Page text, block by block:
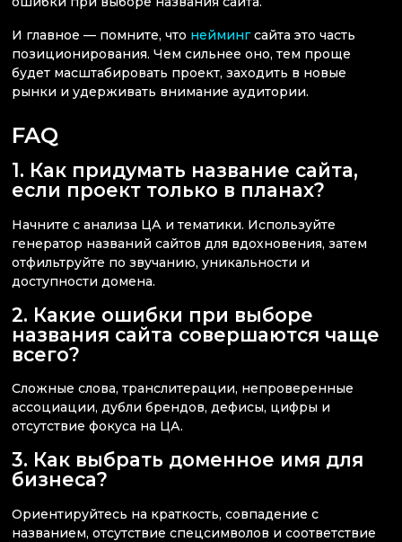
И главное — помните, что неймингсайта это часть
позиционирования. Чем сильнее оно, тем проще
будет масштабировать проект, заходить в новые
рынки и удерживать внимание аудитории.
FAQ
1. Как придумать название сайта,
если проект только в планах?
Начните с анализа ЦА и тематики. Используйте
генератор названий сайтов для вдохновения, затем
отфильтруйте по звучанию, уникальности и
доступности домена.
2. Какие ошибки при выборе
названия сайта совершаются чаще
всего?
Сложные слова, транслитерации, непроверенные
ассоциации, дубли брендов, дефисы, цифры и
отсутствие фокуса на ЦА.
3. Как выбрать доменное имя для
бизнеса?
Ориентируйтесь на краткость, совпадение с
названием, отсутствие спецсимволов и соответствие